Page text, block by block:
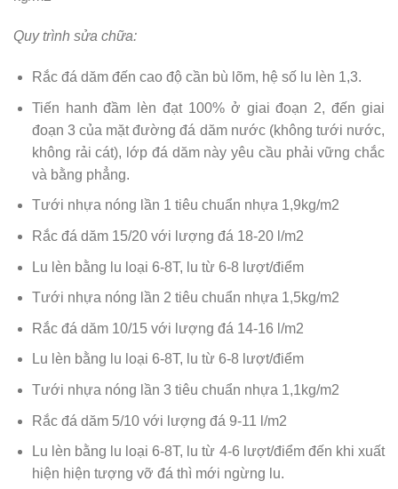
Quy trình sửa chữa:
Rắc đá dăm đến cao độ cần bù lõm, hệ số lu lèn 1,3.
Tiến hanh đầm lèn đạt 100% ở giai đoạn 2, đến giai
đoạn 3 của mặt đường đá dăm nước (không tưới nước,
không rải cát), lớp đá dăm này yêu cầu phải vững chắc
và bằng phẳng.
Tưới nhựa nóng lần 1 tiêu chuẩn nhựa 1,9kg/m2
Rắc đá dăm 15/20 với lượng đá 18-20 l/m2
Lu lèn bằng lu loại 6-8T, lu từ 6-8 lượt/điểm
Tưới nhựa nóng lần 2 tiêu chuẩn nhựa 1,5kg/m2
Rắc đá dăm 10/15 với lượng đá 14-16 l/m2
Lu lèn bằng lu loại 6-8T, lu từ 6-8 lượt/điểm
Tưới nhựa nóng lần 3 tiêu chuẩn nhựa 1,1kg/m2
Rắc đá dăm 5/10 với lượng đá 9-11 l/m2
Lu lèn bằng lu loại 6-8T, lu từ 4-6 lượt/điểm đến khi xuất
hiện hiện tượng vỡ đá thì mới ngừng lu.